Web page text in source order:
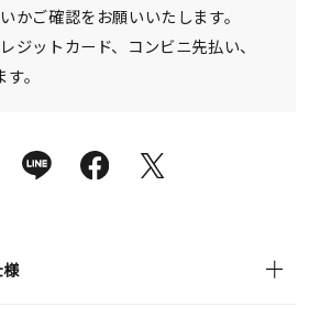
かご確認をお願いいたします。
ジットカード、コンビニ先払い、
。